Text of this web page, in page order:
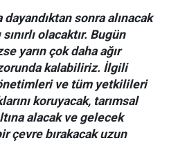
dayandıktan sonra alınacak
olacaktır. Bugün
yarın çok daha ağır
kalabiliriz. İlgili
ve tüm yetkilileri
koruyacak, tarımsal
alacak ve gelecek
çevre bırakacak uzun